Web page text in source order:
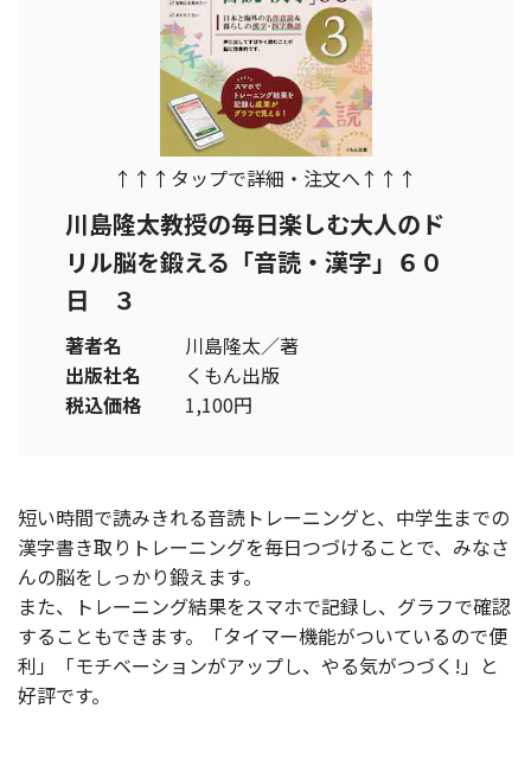
↑↑↑タップで詳細・注文へ↑↑↑
川島隆太教授の毎日楽しむ大人のド
リル脳を鍛える「音読・漢字」６０
日 ３
著者名
川島隆太／著
出版社名
くもん出版
税込価格
1,100円
短い時間で読みきれる音読トレーニングと、中学生までの
漢字書き取りトレーニングを毎日つづけることで、みなさ
んの脳をしっかり鍛えます。
また、トレーニング結果をスマホで記録し、グラフで確認
することもできます。「タイマー機能がついているので便
利」「モチベーションがアップし、やる気がつづく!」と
好評です。